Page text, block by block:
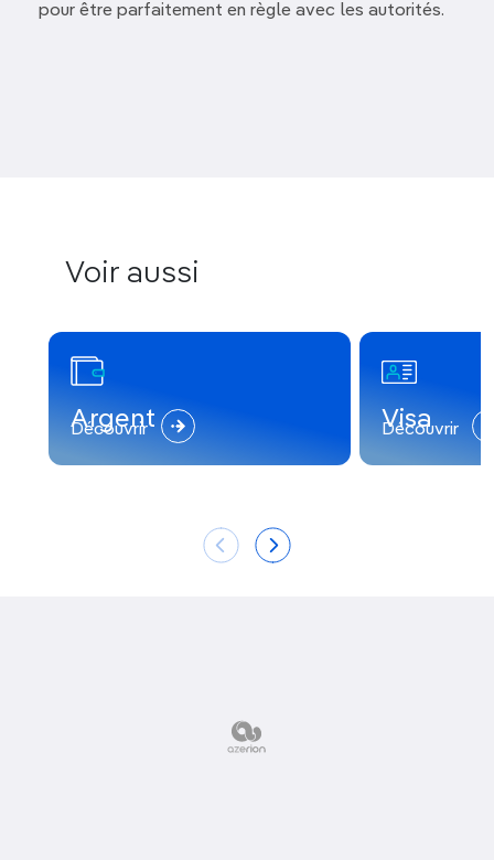
pour être parfaitement en règle avec les autorités.
Voir aussi
Argent
Découvrir Visa
Découvrir